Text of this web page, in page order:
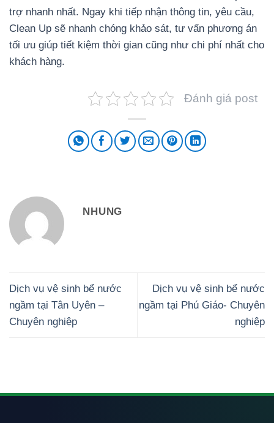
trợ nhanh nhất. Ngay khi tiếp nhận thông tin, yêu cầu,
Clean Up sẽ nhanh chóng khảo sát, tư vấn phương án
tối ưu giúp tiết kiệm thời gian cũng như chi phí nhất cho
khách hàng.
Đánh giá post
NHUNG
Dịch vụ vệ sinh bể nước
ngầm tại Tân Uyên –
Chuyên nghiệp
Dịch vụ vệ sinh bể nước
ngầm tại Phú Giáo- Chuyên
nghiệp